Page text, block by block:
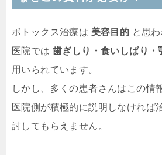
ボトックス治療は 美容目的 と思
医院では 歯ぎしり・食いしばり・
用いられています。
しかし、多くの患者さんはこの情
医院側が積極的に説明しなければ
討してもらえません。